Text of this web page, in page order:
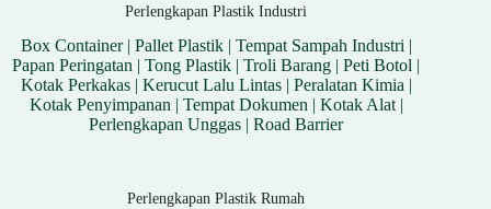
Perlengkapan Plastik Industri
Box Container| Pallet Plastik| Tempat Sampah Industri |
Papan Peringatan |Tong Plastik |Troli Barang |Peti Botol |
Kotak Perkakas| Kerucut Lalu Lintas| Peralatan Kimia |
Kotak Penyimpanan | Tempat Dokumen | Kotak Alat|
Perlengkapan Unggas |Road Barrier
Perlengkapan Plastik Rumah